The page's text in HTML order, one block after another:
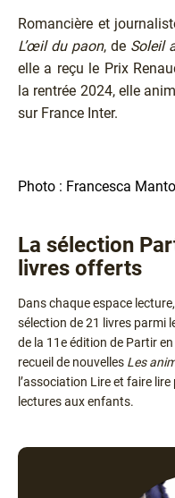
Romancière et
L’œil du paon, de Soleil
elle a reçu le Prix
la rentrée 2024, elle
sur France Inter.
Photo : Francesca
Texte
La sélection
livres offerts
Dans chaque espace
sélection de 21 livres parmi
de la 11e édition de Partir
recueil de nouvelles Les
l’association Lire et faire
lectures aux enfants.